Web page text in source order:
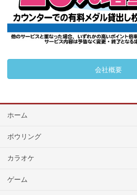
会社概要
ホーム
ボウリング
カラオケ
ゲーム